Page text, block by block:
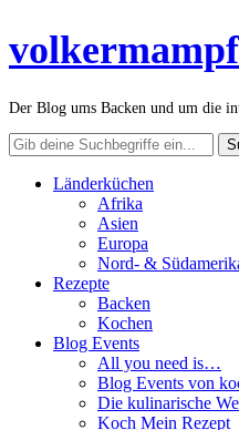
Der Blog ums Backen und um die
Länderküchen
Afrika
Asien
Europa
Nord- &
Rezepte
Backen
Kochen
Blog Events
All you need is…
Blog Events von
Die kulinarische
Koch Mein Rezept